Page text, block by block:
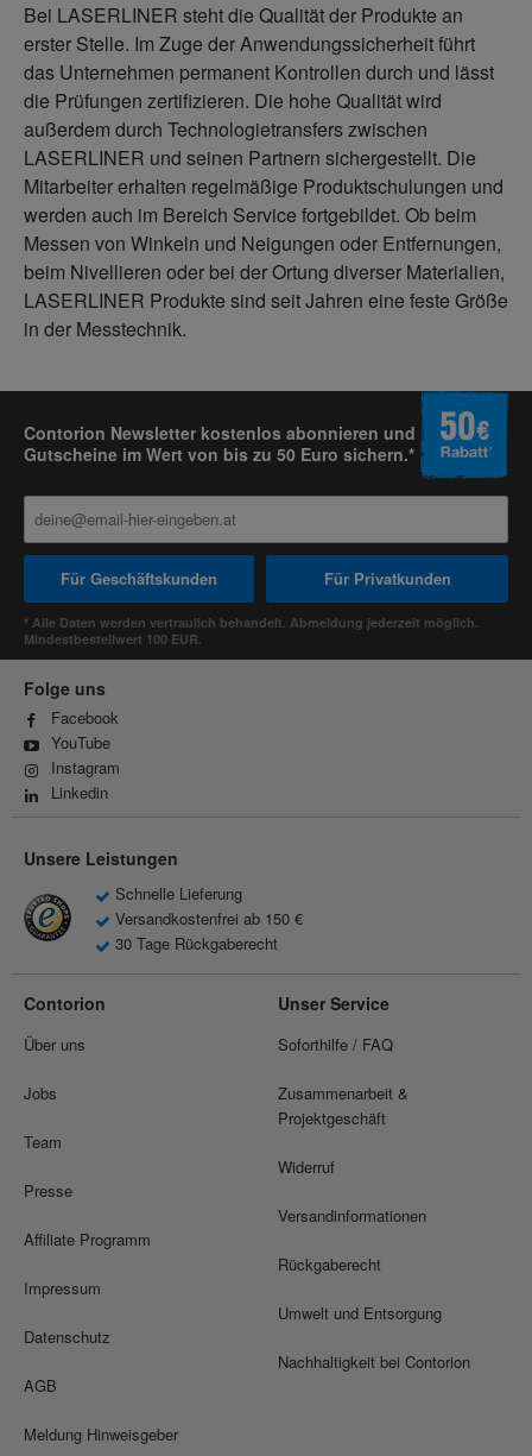
Bei LASERLINER steht die Qualität der Produkte an
erster Stelle. Im Zuge der Anwendungssicherheit führt
das Unternehmen permanent Kontrollen durch und lässt
die Prüfungen zertifizieren. Die hohe Qualität wird
außerdem durch Technologietransfers zwischen
LASERLINER und seinen Partnern sichergestellt. Die
Mitarbeiter erhalten regelmäßige Produktschulungen und
werden auch im Bereich Service fortgebildet. Ob beim
Messen von Winkeln und Neigungen oder Entfernungen,
beim Nivellieren oder bei der Ortung diverser Materialien,
LASERLINER Produkte sind seit Jahren eine feste Größe
in der Messtechnik.
Contorion Newsletter kostenlos abonnieren und
Gutscheine im Wert von bis zu 50 Euro sichern.*
Für Geschäftskunden Für Privatkunden
* Alle Daten werden vertraulich behandelt. Abmeldung jederzeit möglich.
Mindestbestellwert 100 EUR.
Folge uns
Facebook
YouTube
Instagram
Linkedin
Unsere Leistungen
Schnelle Lieferung
Versandkostenfrei ab 150 €
30 Tage Rückgaberecht
Contorion
Über uns
Jobs
Team
Presse
Affiliate Programm
Impressum
Datenschutz
AGB
Meldung Hinweisgeber
Unser Service
Soforthilfe / FAQ
Zusammenarbeit &
Projektgeschäft
Widerruf
Versandinformationen
Rückgaberecht
Umwelt und Entsorgung
Nachhaltigkeit bei Contorion